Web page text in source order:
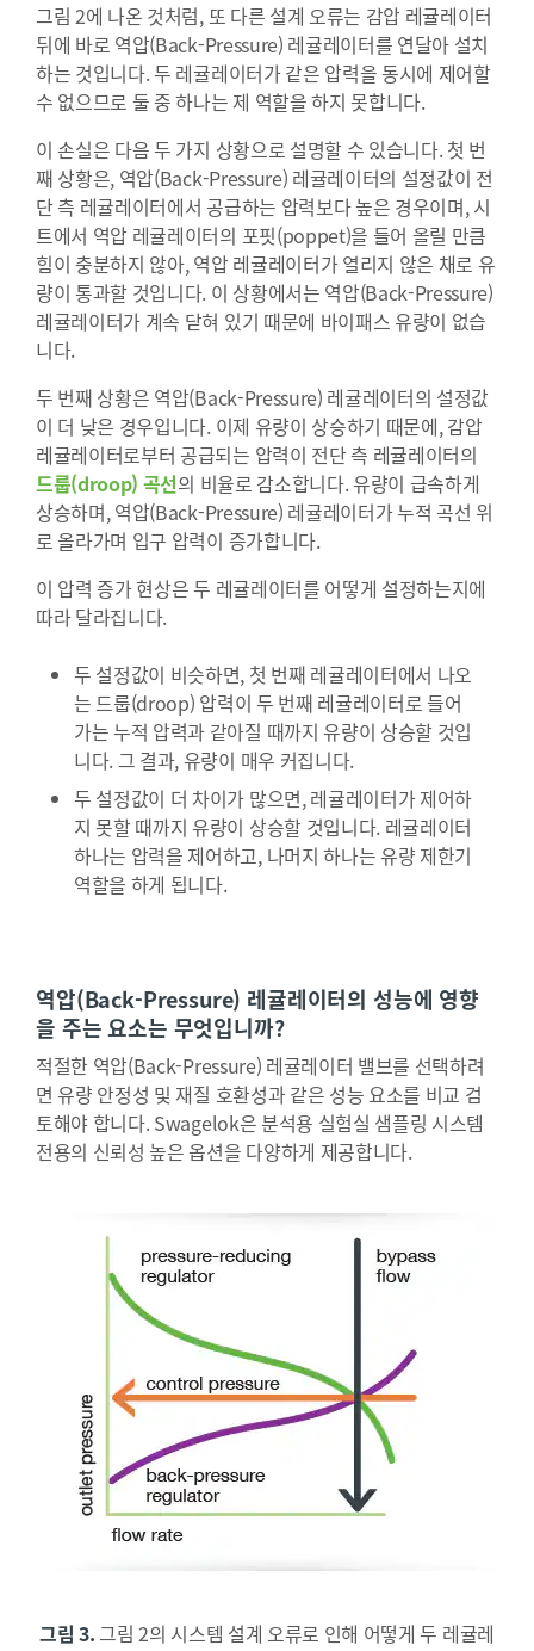
그림 2에 나온 것처럼, 또 다른 설계 오류는 감압 레귤레이터
뒤에 바로 역압(Back-Pressure) 레귤레이터를 연달아 설치
하는 것입니다. 두 레귤레이터가 같은 압력을 동시에 제어할
수 없으므로 둘 중 하나는 제 역할을 하지 못합니다.
이 손실은 다음 두 가지 상황으로 설명할 수 있습니다. 첫 번
째 상황은, 역압(Back-Pressure) 레귤레이터의 설정값이 전
단 측 레귤레이터에서 공급하는 압력보다 높은 경우이며, 시
트에서 역압 레귤레이터의 포핏(poppet)을 들어 올릴 만큼
힘이 충분하지 않아, 역압 레귤레이터가 열리지 않은 채로 유
량이 통과할 것입니다. 이 상황에서는 역압(Back-Pressure)
레귤레이터가 계속 닫혀 있기 때문에 바이패스 유량이 없습
니다.
두 번째 상황은 역압(Back-Pressure) 레귤레이터의 설정값
이 더 낮은 경우입니다. 이제 유량이 상승하기 때문에, 감압
레귤레이터로부터 공급되는 압력이 전단 측 레귤레이터의
드룹(droop) 곡선의 비율로 감소합니다. 유량이 급속하게
상승하며, 역압(Back-Pressure) 레귤레이터가 누적 곡선 위
로 올라가며 입구 압력이 증가합니다.
이 압력 증가 현상은 두 레귤레이터를 어떻게 설정하는지에
따라 달라집니다.
두 설정값이 비슷하면, 첫 번째 레귤레이터에서 나오
는 드룹(droop) 압력이 두 번째 레귤레이터로 들어
가는 누적 압력과 같아질 때까지 유량이 상승할 것입
니다. 그 결과, 유량이 매우 커집니다.
두 설정값이 더 차이가 많으면, 레귤레이터가 제어하
지 못할 때까지 유량이 상승할 것입니다. 레귤레이터
하나는 압력을 제어하고, 나머지 하나는 유량 제한기
역할을 하게 됩니다.
역압(Back-Pressure) 레귤레이터의 성능에 영향
을 주는 요소는 무엇입니까?
적절한 역압(Back-Pressure) 레귤레이터 밸브를 선택하려
면 유량 안정성 및 재질 호환성과 같은 성능 요소를 비교 검
토해야 합니다. Swagelok은 분석용 실험실 샘플링 시스템
전용의 신뢰성 높은 옵션을 다양하게 제공합니다.
그림 3. 그림 2의 시스템 설계 오류로 인해 어떻게 두 레귤레